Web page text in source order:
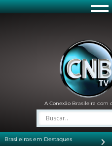
A Conexão Brasileira com
Brasileiros em Destaques